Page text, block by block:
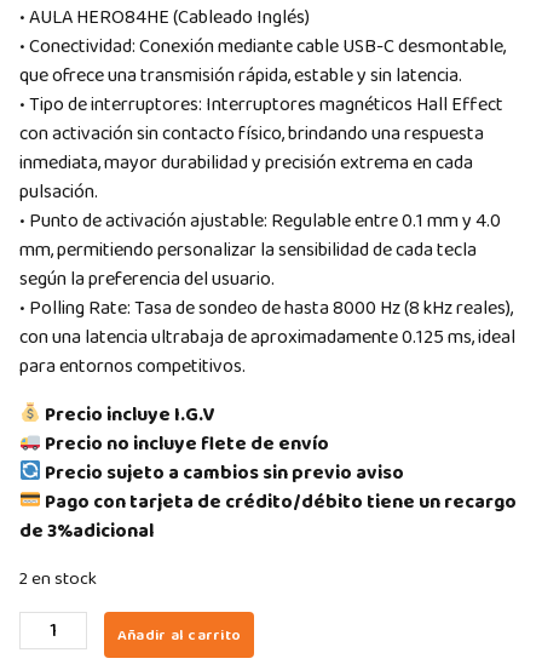
• AULA HERO84HE (Cableado Inglés)
• Conectividad: Conexión mediante cable USB-C desmontable,
que ofrece una transmisión rápida, estable y sin latencia.
• Tipo de interruptores: Interruptores magnéticos Hall Effect
con activación sin contacto físico, brindando una respuesta
inmediata, mayor durabilidad y precisión extrema en cada
pulsación.
• Punto de activación ajustable: Regulable entre 0.1 mm y 4.0
mm, permitiendo personalizar la sensibilidad de cada tecla
según la preferencia del usuario.
• Polling Rate: Tasa de sondeo de hasta 8000 Hz (8 kHz reales),
con una latencia ultrabaja de aproximadamente 0.125 ms, ideal
para entornos competitivos.
Precio incluye I.G.V
Precio no incluye flete de envío
Precio sujeto a cambios sin previo aviso
Pago con tarjeta de crédito/débito tiene un recargo
de 3%adicional
2 en stock
TECLADO
GAMER
Añadir al carrito